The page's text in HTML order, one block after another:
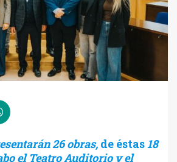
26 obras, de éstas18
el Teatro Auditorio y el